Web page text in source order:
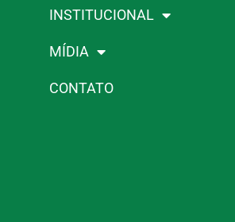
INSTITUCIONAL
MÍDIA
CONTATO